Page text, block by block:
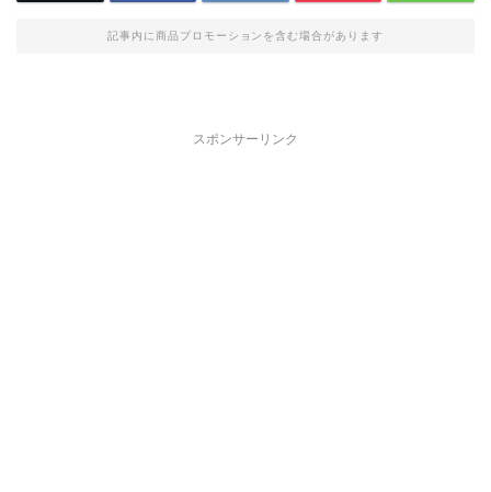
記事内に商品プロモーションを含む場合があります
スポンサーリンク